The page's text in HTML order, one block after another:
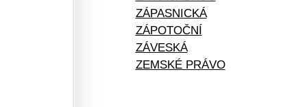
ZÁPASNICKÁ
ZÁPOTOČNÍ
ZÁVESKÁ
ZEMSKÉ PRÁVO